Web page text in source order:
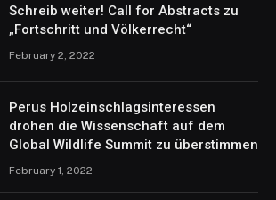
Schreib weiter! Call for Abstracts zu
„Fortschritt und Völkerrecht“
February 2, 2022
Perus Holzeinschlagsinteressen
drohen die Wissenschaft auf dem
Global Wildlife Summit zu überstimmen
February 1, 2022